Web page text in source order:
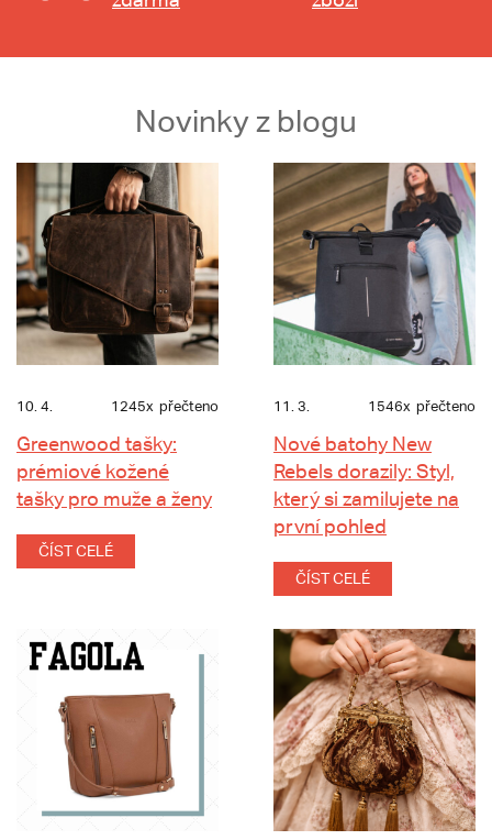
Novinky z blogu
10. 4. 1245x přečteno
Greenwood tašky:
prémiové kožené
tašky pro muže a ženy
ČÍST CELÉ
11. 3. 1546x přečteno
Nové batohy New
Rebels dorazily: Styl,
který si zamilujete na
první pohled
ČÍST CELÉ